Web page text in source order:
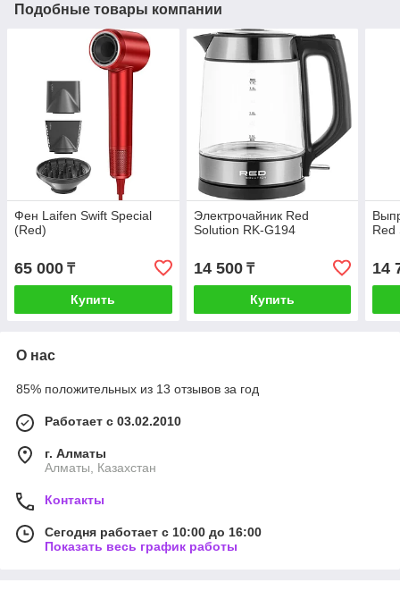
Подобные товары компании
Фен Laifen Swift Special
(Red)
65 000 ₸
Купить
Электрочайник Red
Solution RK-G194
14 500₸
Купить
Red
14
О нас
85% положительных из 13 отзывов за год
Работает с 03.02.2010
г. Алматы
Алматы, Казахстан
Контакты
Сегодня работает с 10:00 до 16:00
Показать весь график работы